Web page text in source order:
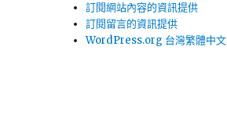
訂閱網站內容的資訊提供
訂閱留言的資訊提供
WordPress.org 台灣繁體中文